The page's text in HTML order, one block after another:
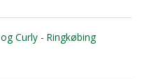
Curly - Ringkøbing